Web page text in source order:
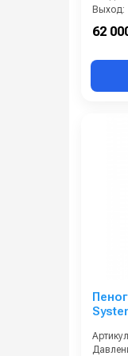
Выход:
62
БРС